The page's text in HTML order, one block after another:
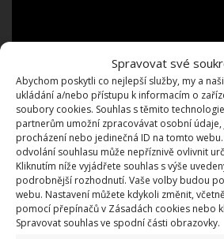
Spravovat své
Abychom poskytli co nejlepší služby, my a
ukládání a/nebo přístupu k informacím o
soubory cookies. Souhlas s těmito
partnerům umožní zpracovávat osobní
procházení nebo jedinečná ID na tomto
odvolání souhlasu může nepříznivě ovlivnit
Kliknutím níže vyjádřete souhlas s výše
podrobnější rozhodnutí. Vaše volby budou
webu. Nastavení můžete kdykoli změnit,
pomocí přepínačů v Zásadách cookies nebo
Spravovat souhlas ve spodní části obrazovky.
Dlažba, nebo vinyl?
Zásadní změnou byla renovace
chtěla zbavit chladných dlaždic,
instalovala vinylové dílce